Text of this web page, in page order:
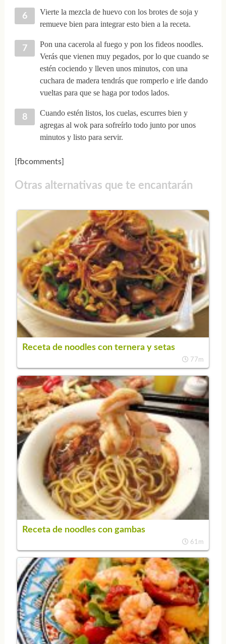
Vierte la mezcla de huevo con los brotes de soja y
remueve bien para integrar esto bien a la receta.
Pon una cacerola al fuego y pon los fideos noodles.
Verás que vienen muy pegados, por lo que cuando se
estén cociendo y lleven unos minutos, con una
cuchara de madera tendrás que romperlo e irle dando
vueltas para que se haga por todos lados.
Cuando estén listos, los cuelas, escurres bien y
agregas al wok para sofreírlo todo junto por unos
minutos y listo para servir.
[fbcomments]
Otras alternativas que te encantarán
Receta de noodles con ternera y setas
77m
Receta de noodles con gambas
61m